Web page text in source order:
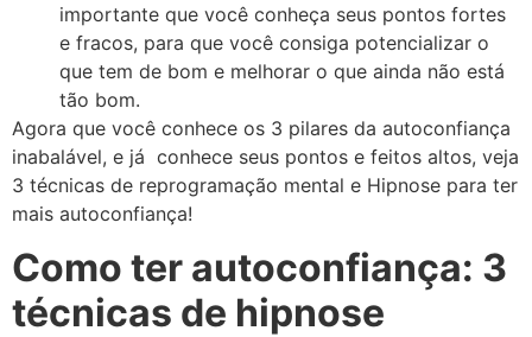
importante que você conheça seus pontos fortes
e fracos, para que você consiga potencializar o
que tem de bom e melhorar o que ainda não está
tão bom.
Agora que você conhece os 3 pilares da autoconfiança
inabalável, e já conhece seus pontos e feitos altos, veja
3 técnicas de reprogramação mental e Hipnose para ter
mais autoconfiança!
Como ter autoconfiança: 3
técnicas de hipnose